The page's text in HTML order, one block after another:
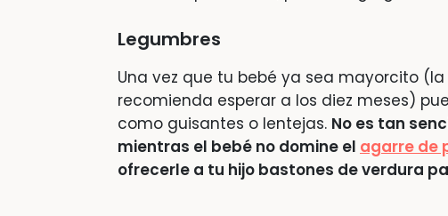
Legumbres
Una vez que tu bebé ya sea mayorcito
recomienda esperar a los diez meses)
como guisantes o lentejas. No es tan
mientras el bebé no domine el agarre de
ofrecerle a tu hijo bastones de verdura